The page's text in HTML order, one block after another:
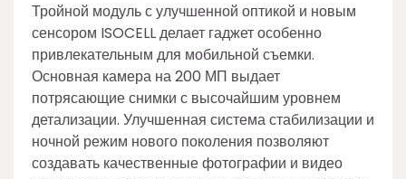
Тройной модуль с улучшенной оптикой и новым
сенсором ISOCELL делает гаджет особенно
привлекательным для мобильной съемки.
Основная камера на 200 МП выдает
потрясающие снимки с высочайшим уровнем
детализации. Улучшенная система стабилизации и
ночной режим нового поколения позволяют
создавать качественные фотографии и видео